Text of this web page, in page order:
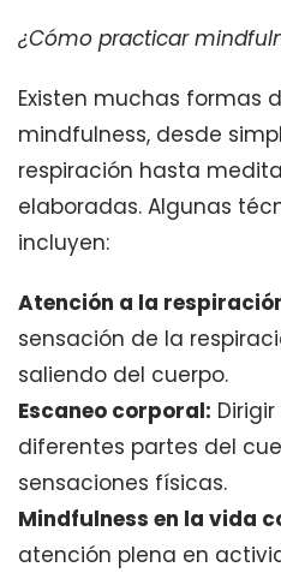
¿Cómo practicar
Existen muchas formas
mindfulness, desde
respiración hasta
elaboradas. Algunas
incluyen:
Atención a la
sensación de la
saliendo del cuerpo.
Escaneo corporal:
diferentes partes del
sensaciones físicas.
Mindfulness en la vida
atención plena en